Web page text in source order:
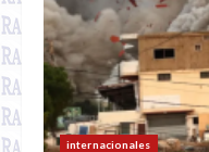
internacionales